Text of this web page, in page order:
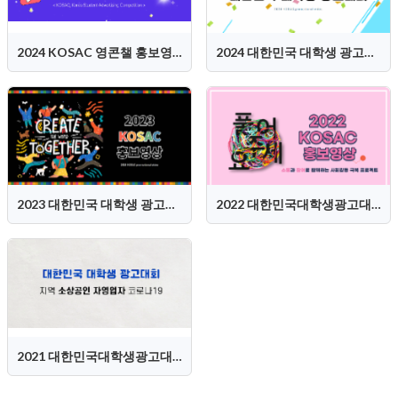
2024 KOSAC 영콘챌 홍보영상 2024 대한민국 대학생 광고대회 (KOSAC) 홍보영상
2023 대한민국 대학생 광고대회(KOSAC) 홍보영상 2022 대한민국대학생광고대회(KOSAC) 홍보영상
2021 대한민국대학생광고대회(KOSAC) 홍보영상